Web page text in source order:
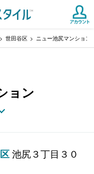
世田谷区 ニュー池尻マンション
ョン
池尻３丁目３０